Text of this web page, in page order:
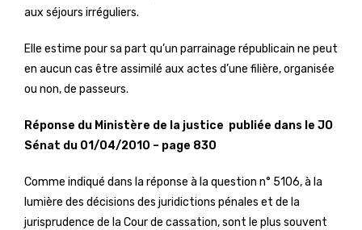
aux séjours irréguliers.
Elle estime pour sa part qu’un parrainage républicain ne peut
en aucun cas être assimilé aux actes d’une filière, organisée
ou non, de passeurs.
Réponse du Ministère de la justice publiée dans le JO
Sénat du 01/04/2010 – page 830
Comme indiqué dans la réponse à la question n° 5106, à la
lumière des décisions des juridictions pénales et de la
jurisprudence de la Cour de cassation, sont le plus souvent